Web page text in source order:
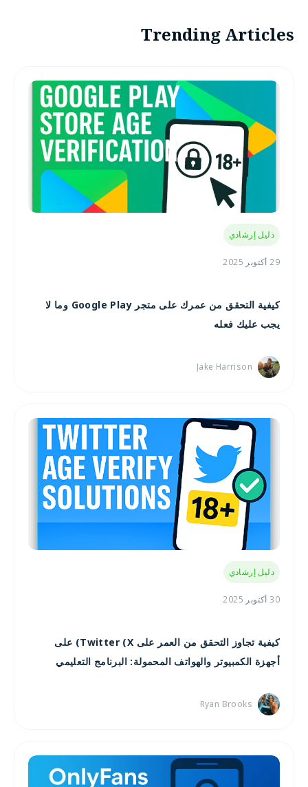
Trending Articles
دليل إرشادي
29 أكتوبر 2025
كيفية التحقق من عمرك على متجر Google Play وما لا
يجب عليك فعله
Jake Harrison
دليل إرشادي
30 أكتوبر 2025
كيفية تجاوز التحقق من العمر على Twitter (X) على
أجهزة الكمبيوتر والهواتف المحمولة: البرنامج التعليمي
Ryan Brooks